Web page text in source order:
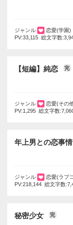
ジャンル
恋愛(学園)
PV:33,115 総文字数
【短編】純恋 完
ジャンル
恋愛(その
PV:1,295 総文字数
年上男との恋事情
ジャンル
恋愛(ラブ
PV:218,144 総文字数
秘密少女 完